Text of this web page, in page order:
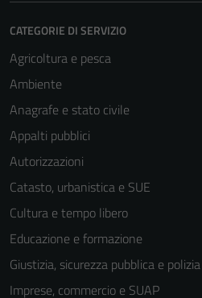
CATEGORIE DI SERVIZIO
Agricoltura e pesca
Ambiente
Anagrafe e stato civile
Appalti pubblici
Autorizzazioni
Catasto, urbanistica e SUE
Cultura e tempo libero
Educazione e formazione
Giustizia, sicurezza pubblica e
Imprese, commercio e SUAP